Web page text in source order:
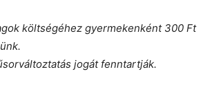
költségéhez gyermekenként 300 Ft
jogát fenntartják.